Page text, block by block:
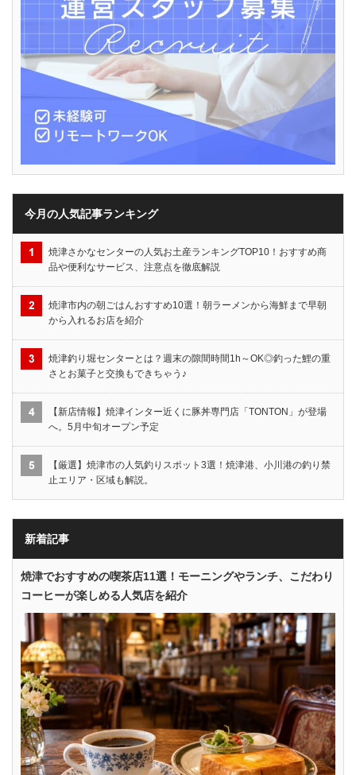
今月の人気記事ランキング
焼津さかなセンターの人気お土産ランキングTOP10！おすすめ商
品や便利なサービス、注意点を徹底解説
焼津市内の朝ごはんおすすめ10選！朝ラーメンから海鮮まで早朝
から入れるお店を紹介
焼津釣り堀センターとは？週末の隙間時間1h～OK◎釣った鯉の重
さとお菓子と交換もできちゃう♪
【新店情報】焼津インター近くに豚丼専門店「TONTON」が登場
へ。5月中旬オープン予定
【厳選】焼津市の人気釣りスポット3選！焼津港、小川港の釣り禁
止エリア・区域も解説。
新着記事
焼津でおすすめの喫茶店11選！モーニングやランチ、こだわり
コーヒーが楽しめる人気店を紹介